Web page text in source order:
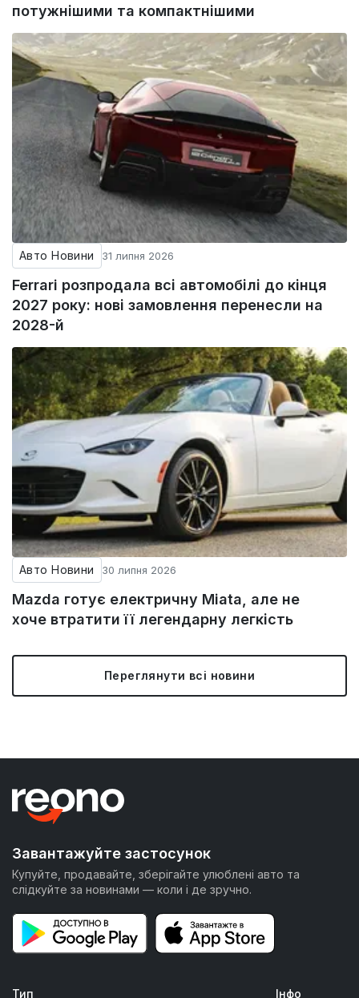
потужнішими та компактнішими
Авто Новини 31 липня 2026
Ferrari розпродала всі автомобілі до кінця
2027 року: нові замовлення перенесли на
2028-й
Авто Новини 30 липня 2026
Mazda готує електричну Miata, але не
хоче втратити її легендарну легкість
Переглянути всі новини
Завантажуйте застосунок
Купуйте, продавайте, зберігайте улюблені авто та
слідкуйте за новинами — коли і де зручно.
Тип Інфо